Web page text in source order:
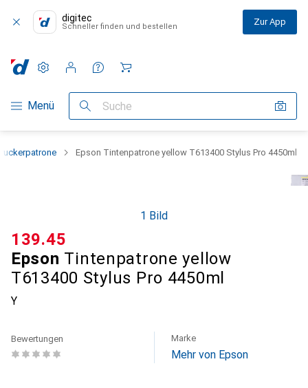
digitec
Schneller finden und bestellen Zur App
Navigation nach Kategorien
Menü Suche
Einstellungen
Kundenkonto
Vergleichslisten
Merklisten
Warenkorb
Epson Tintenpatrone yellow T613400 Stylus Pro 4450ml
1 Bild
Epson Tintenpatrone yellow
T613400 Stylus Pro 4450ml
Y
CHF
139.45
Bewertungen Marke
Mehr von Epson